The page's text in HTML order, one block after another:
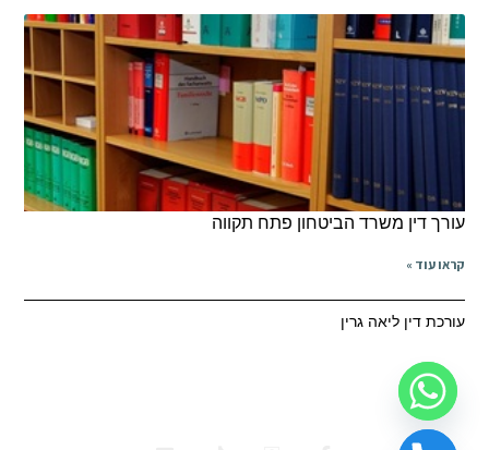
עורך דין משרד הביטחון פתח תקווה
קראו עוד »
עורכת דין ליאה גרין